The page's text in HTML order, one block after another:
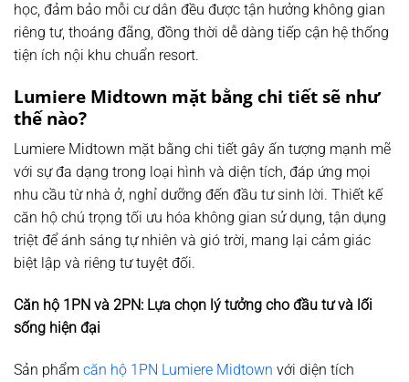
học, đảm bảo mỗi cư dân đều được tận hưởng không gian
riêng tư, thoáng đãng, đồng thời dễ dàng tiếp cận hệ thống
tiện ích nội khu chuẩn resort.
Lumiere Midtown mặt bằng chi tiết sẽ như
thế nào?
Lumiere Midtown mặt bằng chi tiết gây ấn tượng mạnh mẽ
với sự đa dạng trong loại hình và diện tích, đáp ứng mọi
nhu cầu từ nhà ở, nghỉ dưỡng đến đầu tư sinh lời. Thiết kế
căn hộ chú trọng tối ưu hóa không gian sử dụng, tận dụng
triệt để ánh sáng tự nhiên và gió trời, mang lại cảm giác
biệt lập và riêng tư tuyệt đối.
Căn hộ 1PN và 2PN: Lựa chọn lý tưởng cho đầu tư và lối
sống hiện đại
Sản phẩm căn hộ 1PN Lumiere Midtown với diện tích